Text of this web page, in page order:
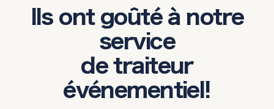
Ils ont goûté à notre
service
de traiteur
événementiel!